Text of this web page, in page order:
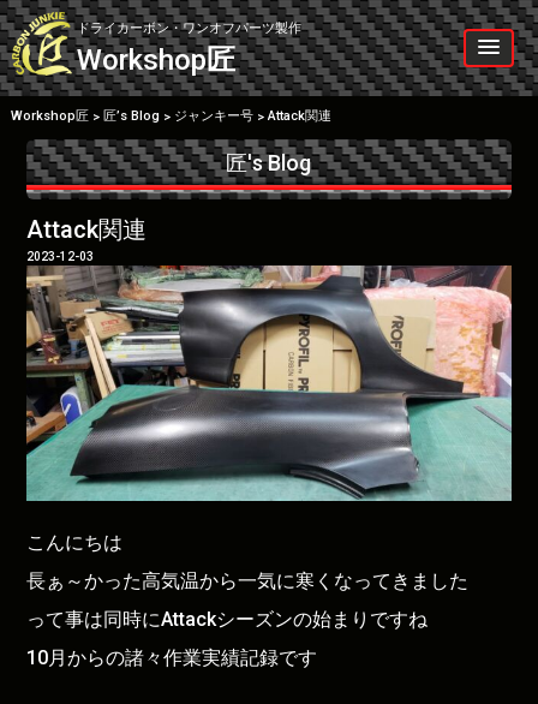
Skip
to
content
ドライカーボン・ワンオフパーツ製作
Workshop匠
Workshop匠> 匠’s Blog > ジャンキー号> Attack関連
匠's Blog
Attack関連
2023-12-03
こんにちは
長ぁ～かった高気温から一気に寒くなってきました
って事は同時にAttackシーズンの始まりですね
10月からの諸々作業実績記録です